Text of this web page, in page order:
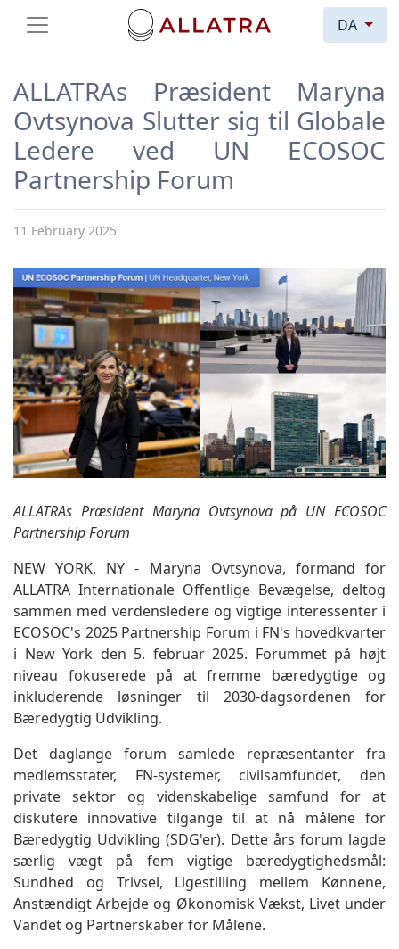
DA
ALLATRAs Præsident Maryna
Ovtsynova Slutter sig til Globale
Ledere ved UN ECOSOC
Partnership Forum
11 February 2025
ALLATRAs Præsident Maryna Ovtsynova på UN ECOSOC
Partnership Forum
NEW YORK, NY - Maryna Ovtsynova, formand for
ALLATRA Internationale Offentlige Bevægelse, deltog
sammen med verdensledere og vigtige interessenter i
ECOSOC's 2025 Partnership Forum i FN's hovedkvarter
i New York den 5. februar 2025. Forummet på højt
niveau fokuserede på at fremme bæredygtige og
inkluderende løsninger til 2030-dagsordenen for
Bæredygtig Udvikling.
Det daglange forum samlede repræsentanter fra
medlemsstater, FN-systemer, civilsamfundet, den
private sektor og videnskabelige samfund for at
diskutere innovative tilgange til at nå målene for
Bæredygtig Udvikling (SDG'er). Dette års forum lagde
særlig vægt på fem vigtige bæredygtighedsmål:
Sundhed og Trivsel, Ligestilling mellem Kønnene,
Anstændigt Arbejde og Økonomisk Vækst, Livet under
Vandet og Partnerskaber for Målene.